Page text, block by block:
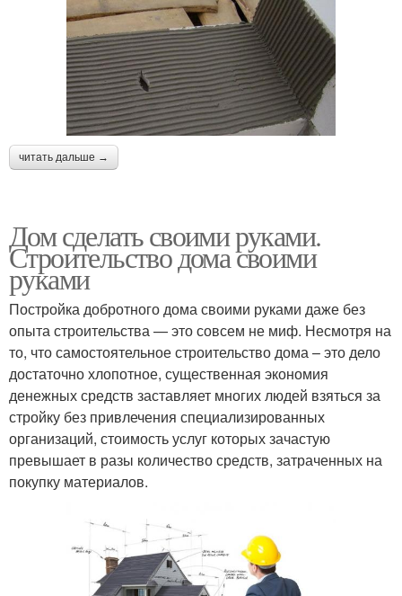
читать дальше →
Дом сделать своими руками.
Строительство дома своими
руками
Постройка добротного дома своими руками даже без
опыта строительства — это совсем не миф. Несмотря на
то, что самостоятельное строительство дома – это дело
достаточно хлопотное, существенная экономия
денежных средств заставляет многих людей взяться за
стройку без привлечения специализированных
организаций, стоимость услуг которых зачастую
превышает в разы количество средств, затраченных на
покупку материалов.